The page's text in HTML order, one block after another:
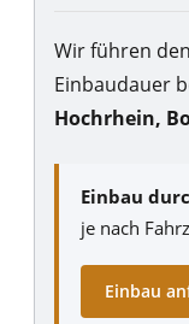
Wir führen
Einbaudauer
Hochrhein,
Einbau
je nach
Einbau